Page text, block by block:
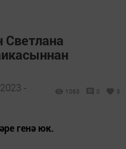
Светлана
-
1063 0 3
генә юк.